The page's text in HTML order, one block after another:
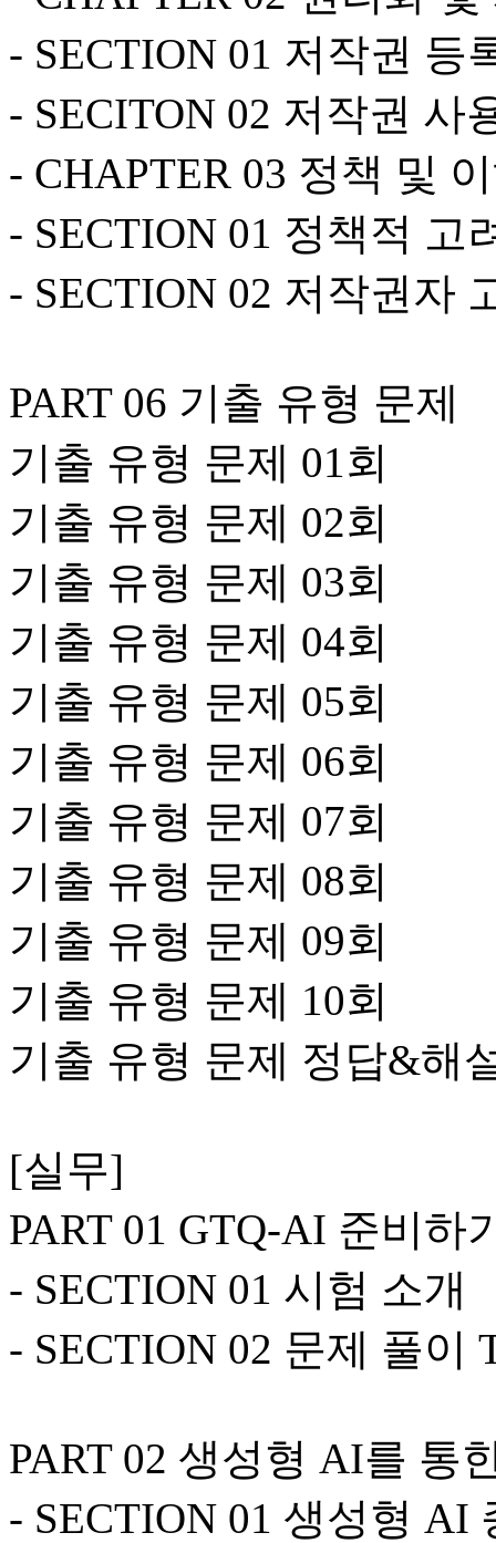
- SECTION 01 저작권 등
- SECITON 02 저작권 사
- CHAPTER 03 정책 및
- SECTION 01 정책적 고
- SECTION 02 저작권자
PART 06 기출 유형 문제
기출 유형 문제 01회
기출 유형 문제 02회
기출 유형 문제 03회
기출 유형 문제 04회
기출 유형 문제 05회
기출 유형 문제 06회
기출 유형 문제 07회
기출 유형 문제 08회
기출 유형 문제 09회
기출 유형 문제 10회
기출 유형 문제 정답&해
[실무]
PART 01 GTQ-AI 준비하
- SECTION 01 시험 소개
- SECTION 02 문제 풀이
PART 02 생성형 AI를 통
- SECTION 01 생성형 AI